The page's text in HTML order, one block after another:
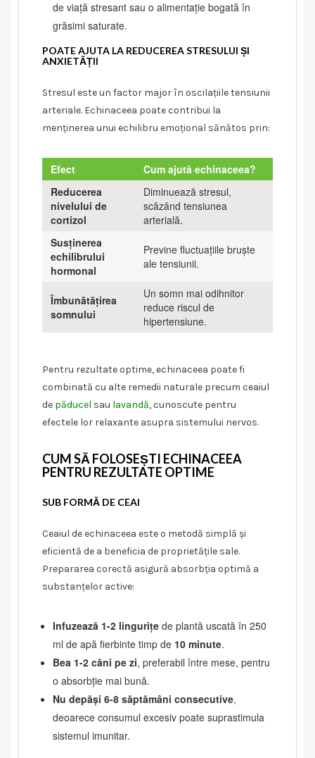
de viață stresant sau o alimentație bogată în
grăsimi saturate.
POATE AJUTA LA REDUCEREA STRESULUI ȘI
ANXIETĂȚII
Stresul este un factor major în oscilațiile tensiunii
arteriale. Echinaceea poate contribui la
menținerea unui echilibru emoțional sănătos prin:
Efect
Cum ajută echinaceea?
Reducerea
nivelului de
cortizol
Diminuează stresul,
scăzând tensiunea
arterială.
Susținerea
echilibrului
hormonal
Previne fluctuațiile bruște
ale tensiunii.
Îmbunătățirea
somnului
Un somn mai odihnitor
reduce riscul de
hipertensiune.
Pentru rezultate optime, echinaceea poate fi
combinată cu alte remedii naturale precum ceaiul
de păducel sau lavandă, cunoscute pentru
efectele lor relaxante asupra sistemului nervos.
CUM SĂ FOLOSEȘTI ECHINACEEA
PENTRU REZULTATE OPTIME
SUB FORMĂ DE CEAI
Ceaiul de echinaceea este o metodă simplă și
eficientă de a beneficia de proprietățile sale.
Prepararea corectă asigură absorbția optimă a
substanțelor active:
Infuzează 1-2 lingurițe de plantă uscată în 250
ml de apă fierbinte timp de 10 minute.
Bea 1-2 căni pe zi, preferabil între mese, pentru
o absorbție mai bună.
Nu depăși 6-8 săptămâni consecutive,
deoarece consumul excesiv poate suprastimula
sistemul imunitar.